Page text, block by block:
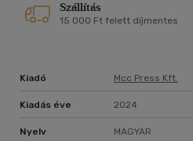
Szállítás
15 000 Ft felett díjmentes
Kiadó Mcc Press Kft.
Kiadás éve 2024
Nyelv MAGYAR